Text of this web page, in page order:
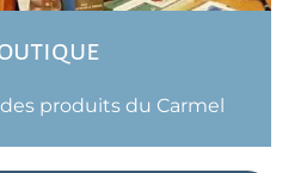
produits du Carmel